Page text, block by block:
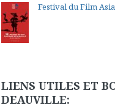
Festival du Film
LIENS UTILES ET
DEAUVILLE: